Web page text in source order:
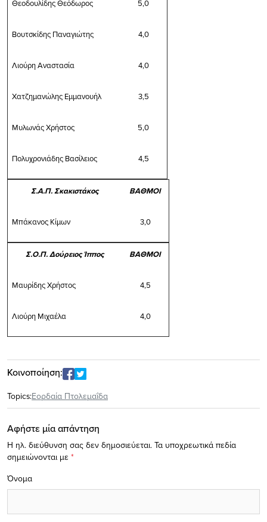
Θεοδουλίδης Θεόδωρος 5,0
Βουτσκίδης Παναγιώτης 4,0
Λιούρη Αναστασία 4,0
Χατζημανώλης Εμμανουήλ 3,5
Μυλωνάς Χρήστος 5,0
Πολυχρονιάδης Βασίλειος 4,5
Σ.Α.Π. Σκακιστάκος ΒΑΘΜΟΙ
Μπάκανος Κίμων 3,0
Σ.Ο.Π. Δούρειος Ίππος ΒΑΘΜΟΙ
Μαυρίδης Χρήστος 4,5
Λιούρη Μιχαέλα 4,0
Κοινοποίηση:
Topics:Εορδαία Πτολεμαΐδα
Αφήστε μία απάντηση
Η ηλ. διεύθυνση σας δεν δημοσιεύεται. Τα υποχρεωτικά πεδία
σημειώνονται με *
Όνομα